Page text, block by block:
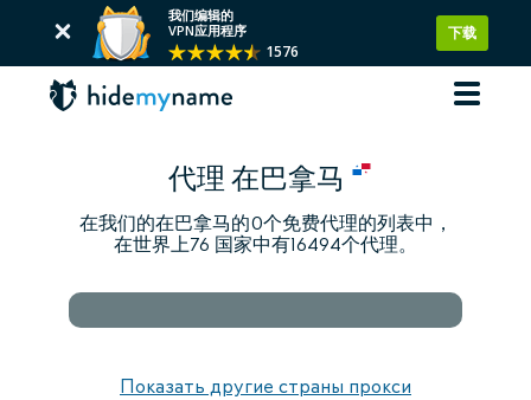
我们编辑的
VPN应用程序
1576
下载
代理 在巴拿马
在我们的在巴拿马的0个免费代理的列表中，
在世界上76 国家中有16494个代理。
Показать другие страны прокси